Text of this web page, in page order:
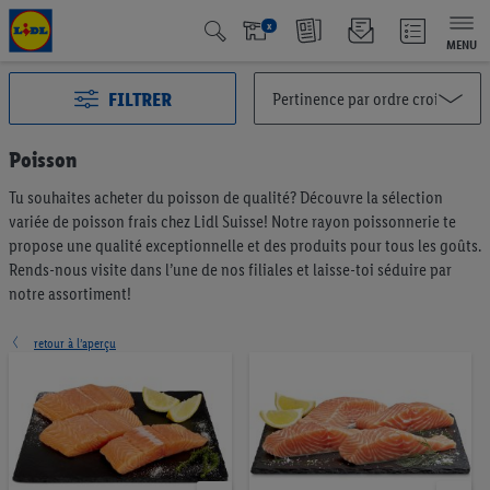
x
MENU
Poisson
Tu souhaites acheter du poisson de qualité? Découvre la sélection
variée de poisson frais chez Lidl Suisse! Notre rayon poissonnerie te
propose une qualité exceptionnelle et des produits pour tous les goûts.
Rends-nous visite dans l’une de nos filiales et laisse-toi séduire par
notre assortiment!
retour à l’aperçu
FILTRER
Toutes les catégories 2994
Action
127
Qualité Suisse 439
Fairtrade 40
Fruits et légumes 196
Pain & pâtisseries 191
Müesli & tartinables 57
Café & thé 75